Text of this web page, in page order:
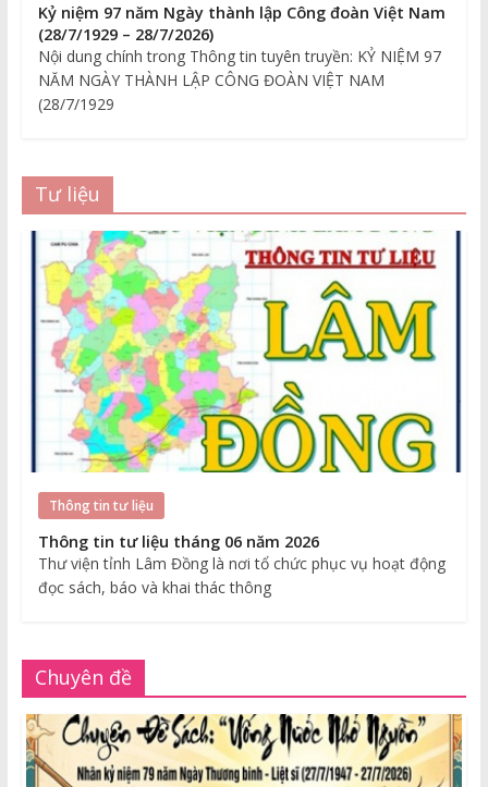
Kỷ niệm 97 năm Ngày thành lập Công đoàn Việt Nam
(28/7/1929 – 28/7/2026)
Nội dung chính trong Thông tin tuyên truyền: KỶ NIỆM 97
NĂM NGÀY THÀNH LẬP CÔNG ĐOÀN VIỆT NAM
(28/7/1929
Tư liệu
Thông tin tư liệu
Thông tin tư liệu tháng 06 năm 2026
Thư viện tỉnh Lâm Đồng là nơi tổ chức phục vụ hoạt động
đọc sách, báo và khai thác thông
Chuyên đề